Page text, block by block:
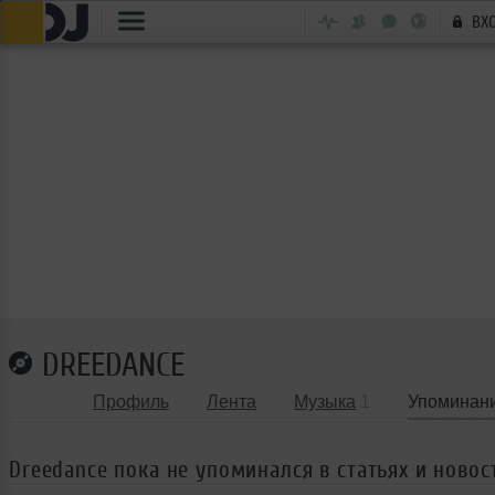
DREEDANCE
Профиль Лента Музыка
Dreedance пока не упоминался в статьях и